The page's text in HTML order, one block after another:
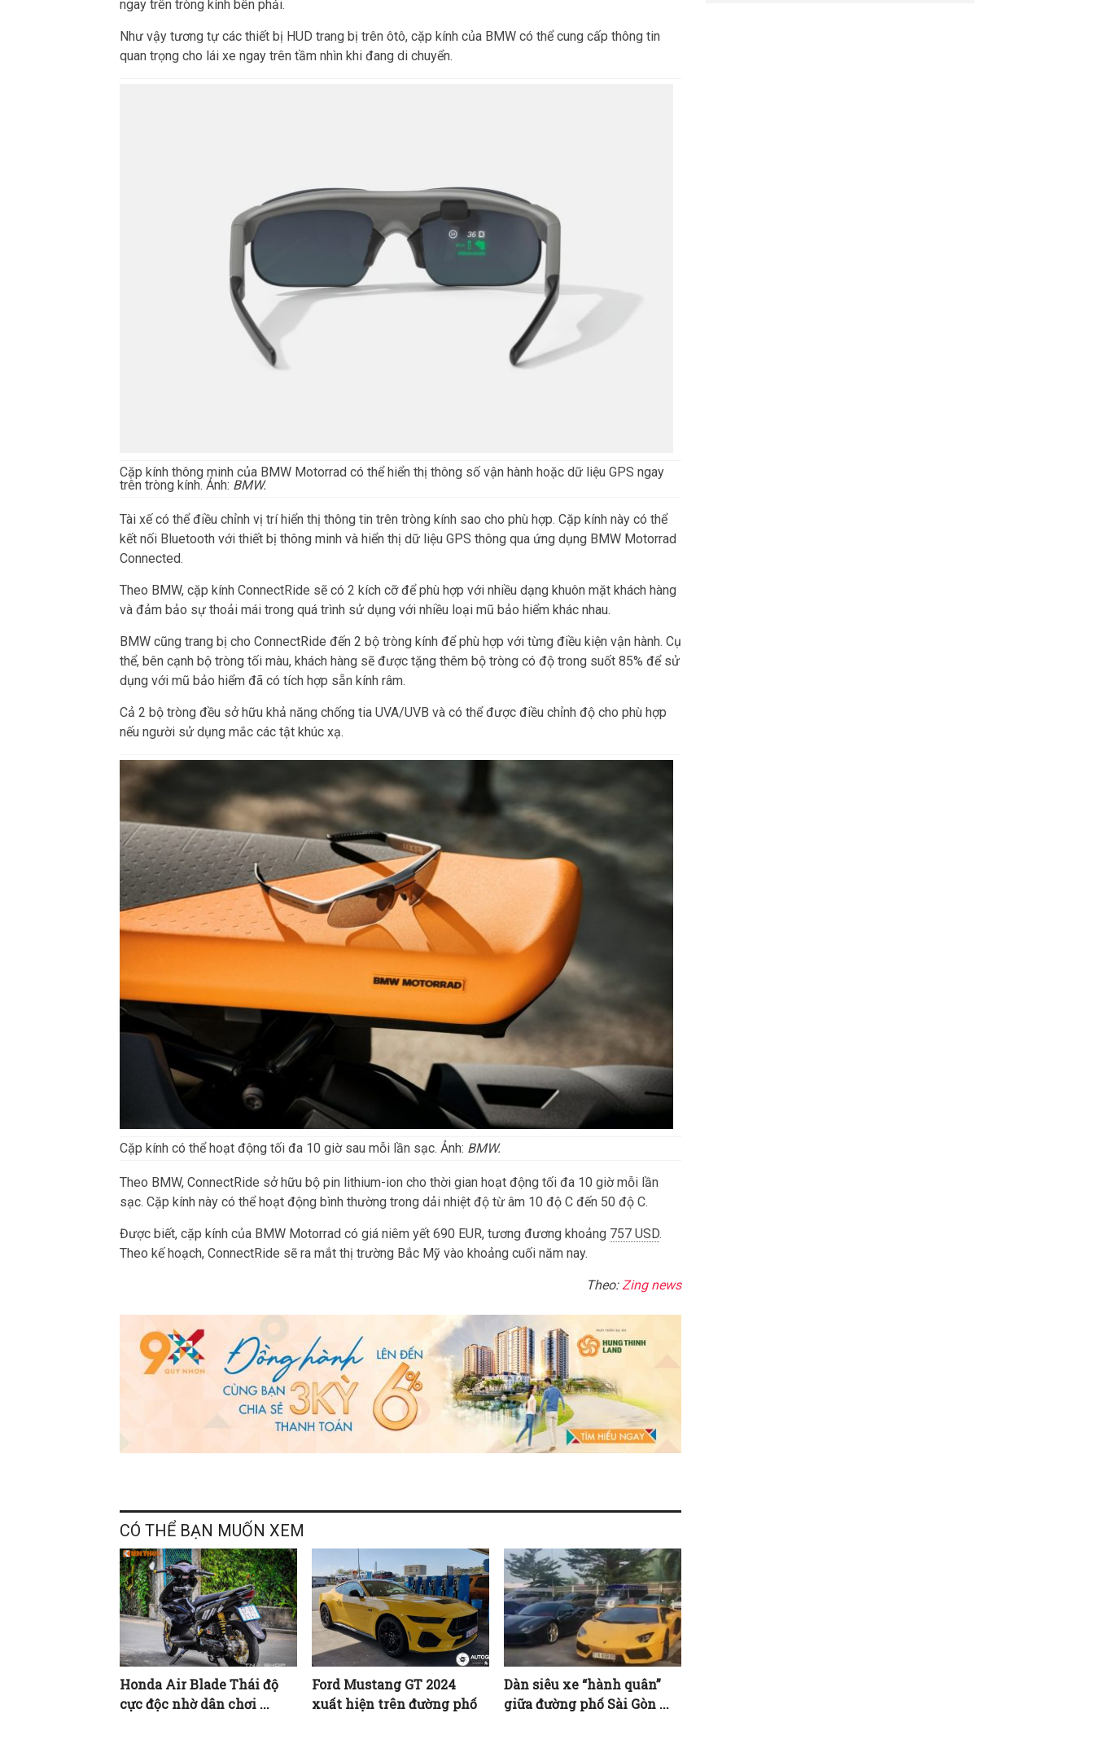
ngay trên tròng kính bên phải.
Như vậy tương tự các thiết bị HUD trang bị trên ôtô, cặp kính của BMW có thể cung cấp thông tin
quan trọng cho lái xe ngay trên tầm nhìn khi đang di chuyển.
Cặp kính thông minh của BMW Motorrad có thể hiển thị thông số vận hành hoặc dữ liệu GPS ngay
trên tròng kính. Ảnh: BMW.
Tài xế có thể điều chỉnh vị trí hiển thị thông tin trên tròng kính sao cho phù hợp. Cặp kính này có thể
kết nối Bluetooth với thiết bị thông minh và hiển thị dữ liệu GPS thông qua ứng dụng BMW Motorrad
Connected.
Theo BMW, cặp kính ConnectRide sẽ có 2 kích cỡ để phù hợp với nhiều dạng khuôn mặt khách hàng
và đảm bảo sự thoải mái trong quá trình sử dụng với nhiều loại mũ bảo hiểm khác nhau.
BMW cũng trang bị cho ConnectRide đến 2 bộ tròng kính để phù hợp với từng điều kiện vận hành. Cụ
thể, bên cạnh bộ tròng tối màu, khách hàng sẽ được tặng thêm bộ tròng có độ trong suốt 85% để sử
dụng với mũ bảo hiểm đã có tích hợp sẵn kính râm.
Cả 2 bộ tròng đều sở hữu khả năng chống tia UVA/UVB và có thể được điều chỉnh độ cho phù hợp
nếu người sử dụng mắc các tật khúc xạ.
Cặp kính có thể hoạt động tối đa 10 giờ sau mỗi lần sạc. Ảnh: BMW.
Theo BMW, ConnectRide sở hữu bộ pin lithium-ion cho thời gian hoạt động tối đa 10 giờ mỗi lần
sạc. Cặp kính này có thể hoạt động bình thường trong dải nhiệt độ từ âm 10 độ C đến 50 độ C.
Được biết, cặp kính của BMW Motorrad có giá niêm yết 690 EUR, tương đương khoảng 757 USD.
Theo kế hoạch, ConnectRide sẽ ra mắt thị trường Bắc Mỹ vào khoảng cuối năm nay.
Theo:Zing news
CÓ THỂ BẠN MUỐN XEM
Honda Air Blade Thái độ
cực độc nhờ dân chơi ...
Ford Mustang GT 2024
xuất hiện trên đường phố
Dàn siêu xe “hành quân”
giữa đường phố Sài Gòn ...